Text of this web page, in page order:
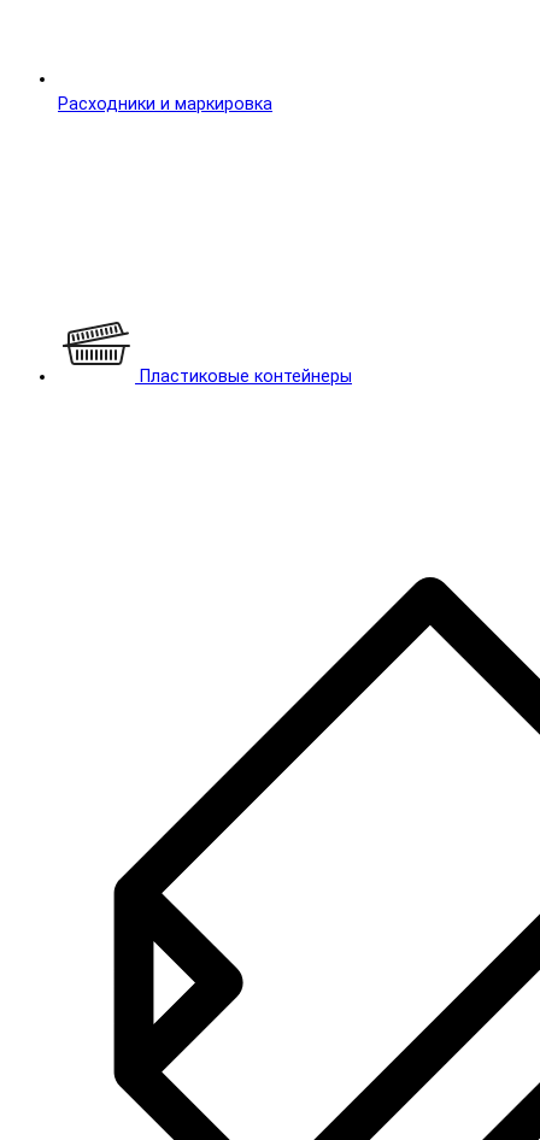
Расходники и маркировка
Пластиковые контейнеры